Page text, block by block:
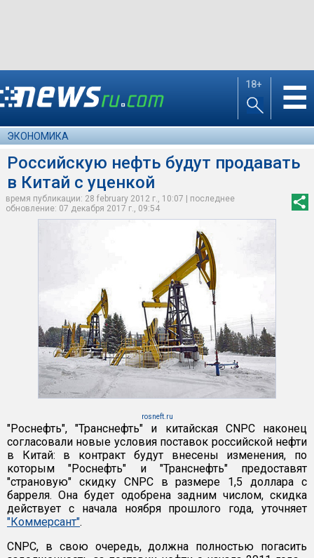
18+ ☰
ЭКОНОМИКА
Российскую нефть будут продавать
в Китай с уценкой
время публикации: 28 february 2012 г., 10:07 | последнее
обновление: 07 декабря 2017 г., 09:54
rosneft.ru
"Роснефть", "Транснефть" и китайская CNPC наконец
согласовали новые условия поставок российской нефти
в Китай: в контракт будут внесены изменения, по
которым "Роснефть" и "Транснефть" предоставят
"страновую" скидку CNPC в размере 1,5 доллара с
барреля. Она будет одобрена задним числом, скидка
действует с начала ноября прошлого года, уточняет
"Коммерсант".
CNPC, в свою очередь, должна полностью погасить